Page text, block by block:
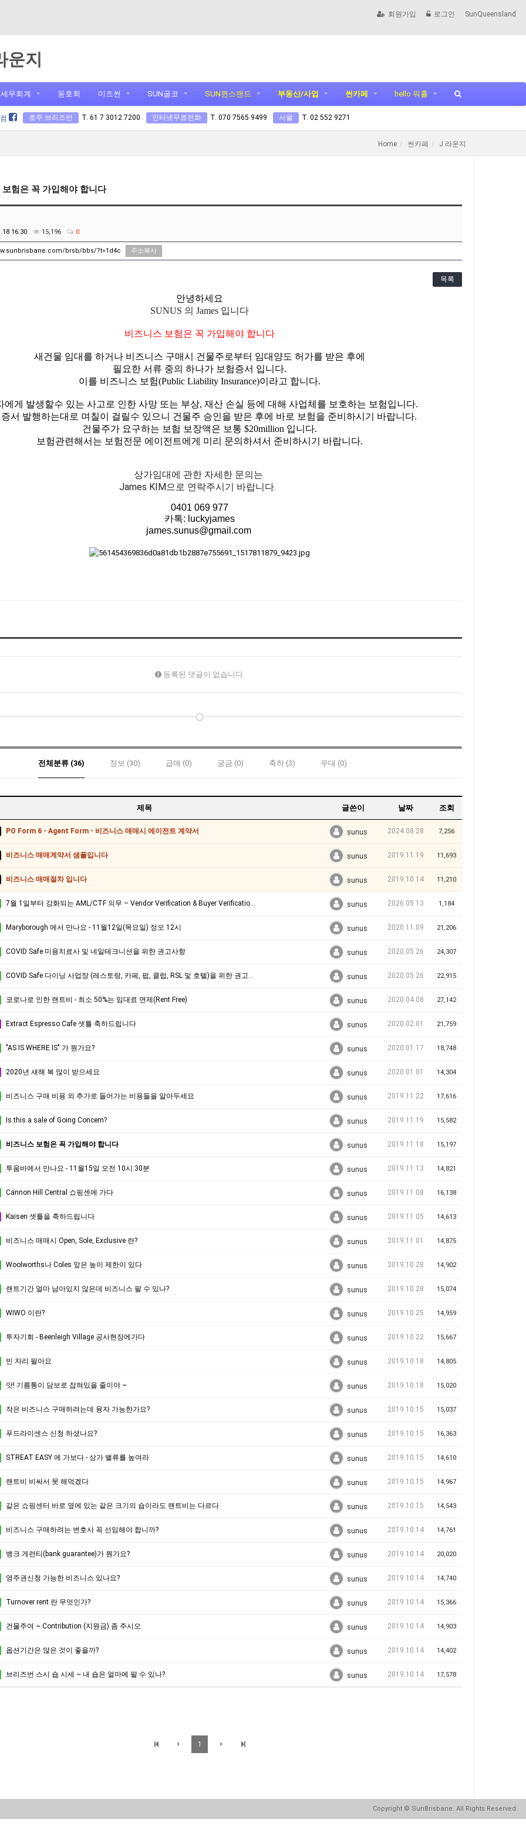
회원가입 로그인 SunQueensland
운지
세무회계 동호회 미즈썬 SUN골코 SUN퀸스랜드 부동산/사업 썬카페 hello 워홀
호주 브리즈번 T. 61 7 3012 7200 인터넷무료전화 T. 070 7565 9499 서울 T. 02 552 9271
Home 썬카페 J 라운지
보험은 꼭 가입해야 합니다
16:30 15,196 0
brsb/bbs/?t=1d4c 주소복사
목록
안녕하세요
SUNUS 의 James 입니다
비즈니스 보험은 꼭 가입해야 합니다
새건물 임대를 하거나 비즈니스 구매시 건물주로부터 임대양도 허가를 받은 후에
필요한 서류 중의 하나가 보험증서 입니다.
이를 비즈니스 보험(Public Liability Insurance)이라고 합니다.
에게 발생할수 있는 사고로 인한 사망 또는 부상, 재산 손실 등에 대해 사업체를 보호하는 보험입니다.
증서 발행하는대로 며칠이 걸릴수 있으니 건물주 승인을 받은 후에 바로 보험을 준비하시기 바랍니다.
건물주가 요구하는 보험 보장액은 보통 $20million 입니다.
보험관련해서는 보험전문 에이전트에게 미리 문의하셔서 준비하시기 바랍니다.
상가임대에 관한 자세한 문의는
James KIM으로 연락주시기 바랍니다.
0401 069 977
카톡: luckyjames
james.sunus@gmail.com
등록된 댓글이 없습니다.
전체분류 (36) 정보 (30) 급매 (0) 궁금 (0) 축하 (3) 우대 (0)
제목 글쓴이 날짜 조회
PO Form 6 - Agent Form - 비즈니스 매매시 에이전트 계약서 sunus 2024.08.28 7,256
비즈니스 매매계약서 샘플입니다 sunus 2019.11.19 11,693
비즈니스 매매절차 입니다 sunus 2019.10.14 11,210
7월 1일부터 강화되는 AML/CTF 의무 – Vendor Verification & Buyer Verification 꼭 확인하세요. sunus 2026.05.13 1,184
Maryborough 에서 만나요 - 11월12일(목요일) 정오 12시 sunus 2020.11.09 21,206
COVID Safe 미용치료사 및 네일테크니션을 위한 권고사항 sunus 2020.05.26 24,307
COVID Safe 다이닝 사업장 (레스토랑, 카페, 펍, 클럽, RSL 및 호텔)을 위한 권고사항. sunus 2020.05.26 22,915
코로나로 인한 랜트비 - 최소 50%는 임대료 면제(Rent Free) sunus 2020.04.08 27,142
Extract Espresso Cafe 셋틀 축하드립니다 sunus 2020.02.01 21,759
"AS IS WHERE IS" 가 뭔가요? sunus 2020.01.17 18,748
2020년 새해 복 많이 받으세요 sunus 2020.01.01 14,304
비즈니스 구매 비용 외 추가로 들어가는 비용들을 알아두세요 sunus 2019.11.22 17,616
Is this a sale of Going Concern? sunus 2019.11.19 15,582
비즈니스 보험은 꼭 가입해야 합니다 sunus 2019.11.18 15,197
투움바에서 만나요 - 11월15일 오전 10시:30분 sunus 2019.11.13 14,821
Cannon Hill Central 쇼핑센에 가다 sunus 2019.11.08 16,138
Kaisen 셋틀을 축하드립니다 sunus 2019.11.05 14,613
비즈니스 매매시 Open, Sole, Exclusive 란? sunus 2019.11.01 14,875
Woolworths나 Coles 앞은 높이 제한이 있다 sunus 2019.10.28 14,902
랜트기간 얼마 남아있지 않은데 비즈니스 팔 수 있나? sunus 2019.10.28 15,074
WIWO 이란? sunus 2019.10.25 14,959
투자기회 - Beenleigh Village 공사현장에가다 sunus 2019.10.22 15,667
빈 자리 팔아요 sunus 2019.10.18 14,805
앗! 기름통이 담보로 잡혀있을 줄이야 ~ sunus 2019.10.18 15,020
작은 비즈니스 구매하려는데 융자 가능한가요? sunus 2019.10.15 15,037
푸드라이센스 신청 하셨나요? sunus 2019.10.15 16,363
STREAT EASY 에 가보다 - 상가 밸류를 높여라 sunus 2019.10.15 14,610
랜트비 비싸서 못 해먹겠다 sunus 2019.10.15 14,967
같은 쇼핑센터 바로 옆에 있는 같은 크기의 숍이라도 랜트비는 다르다 sunus 2019.10.15 14,543
비즈니스 구매하려는 변호사 꼭 선임해야 합니까? sunus 2019.10.14 14,761
뱅크 게런티(bank guarantee)가 뭔가요? sunus 2019.10.14 20,020
영주권신청 가능한 비즈니스 있나요? sunus 2019.10.14 14,740
Turnover rent 란 무엇인가? sunus 2019.10.14 15,366
건물주여 ~ Contribution (지원금) 좀 주시오 sunus 2019.10.14 14,903
옵션기간은 많은 것이 좋을까? sunus 2019.10.14 14,402
브리즈번 스시 숍 시세 ~ 내 숍은 얼마에 팔 수 있나? sunus 2019.10.14 17,578
1
Copyright © SunBrisbane. All Rights Reserved.